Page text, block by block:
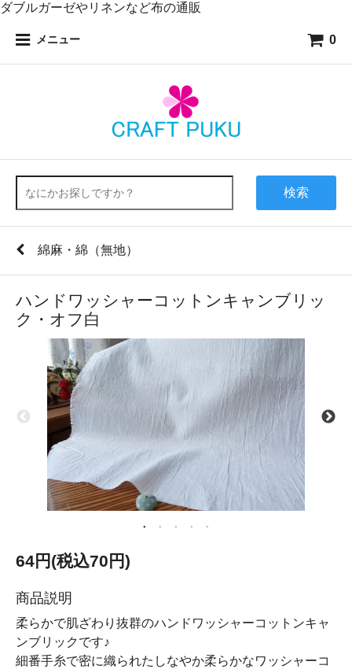
ダブルガーゼやリネンなど布の通販
メニュー 0
検索
綿麻・綿（無地）
ハンドワッシャーコットンキャンブリッ
ク・オフ白
64円(税込70円)
商品説明
柔らかで肌ざわり抜群のハンドワッシャーコットンキャ
ンブリックです♪
細番手糸で密に織られたしなやか柔らかなワッシャーコ